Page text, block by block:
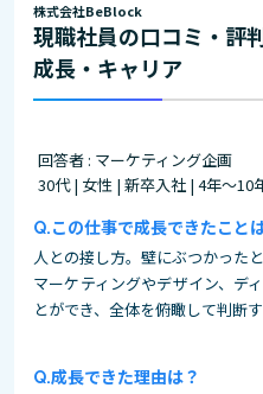
株式会社BeBlock
現職社員の口コミ・評
成長・キャリア
回答者 : マーケティング企画
30代 | 女性 | 新卒入社 | 4年～10
この仕事で成長できたこと
人との接し方。壁にぶつかったと
マーケティングやデザイン、デ
とができ、全体を俯瞰して判断
成長できた理由は？